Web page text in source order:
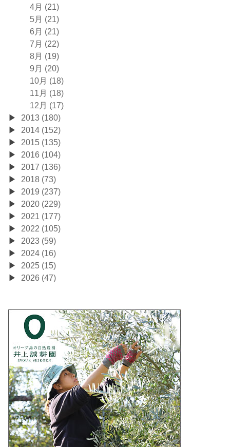
4月 (21)
5月 (21)
6月 (21)
7月 (22)
8月 (19)
9月 (20)
10月 (18)
11月 (18)
12月 (17)
2013 (180)
2014 (152)
2015 (135)
2016 (104)
2017 (136)
2018 (73)
2019 (237)
2020 (229)
2021 (177)
2022 (105)
2023 (59)
2024 (16)
2025 (15)
2026 (47)